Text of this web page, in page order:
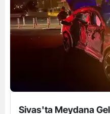
Sivas'ta Meydana